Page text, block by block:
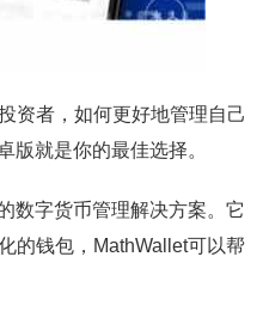
资者，如何更好地管理自己
版就是你的最佳选择。
数字货币管理解决方案。它
的钱包，MathWallet可以帮